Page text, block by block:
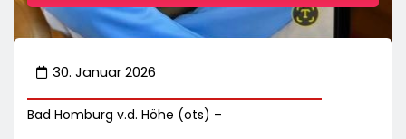
30. Januar 2026
Bad Homburg v.d. Höhe (ots) –